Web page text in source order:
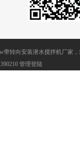
带转向安装潜水搅拌机厂家
管理登陆